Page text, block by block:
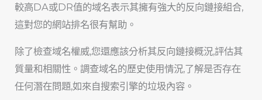
較高DA或DR值的域名表示其擁有強大的反向鏈接組合,
這對您的網站排名很有幫助。
除了檢查域名權威,您還應該分析其反向鏈接概況,評估其
質量和相關性。調查域名的歷史使用情況,了解是否存在
任何潛在問題,如來自搜索引擎的垃圾內容。